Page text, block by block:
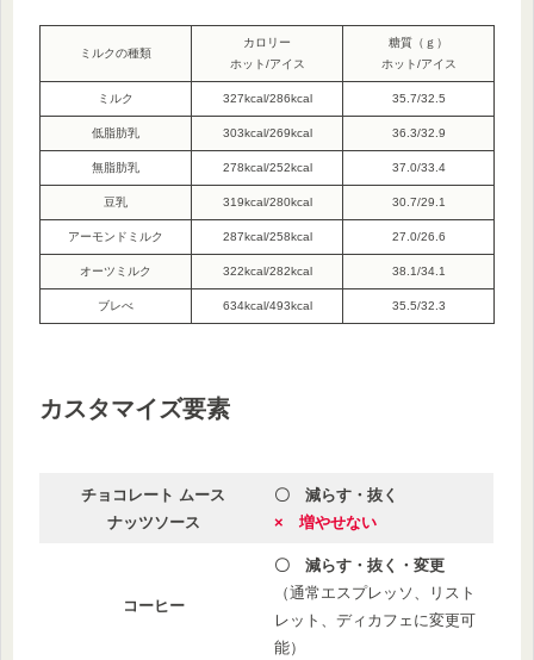
ミルクの種類
カロリー
ホット/アイス
糖質（ｇ）
ホット/アイス
ミルク 327kcal/286kcal 35.7/32.5
低脂肪乳 303kcal/269kcal 36.3/32.9
無脂肪乳 278kcal/252kcal 37.0/33.4
豆乳 319kcal/280kcal 30.7/29.1
アーモンドミルク 287kcal/258kcal 27.0/26.6
オーツミルク 322kcal/282kcal 38.1/34.1
ブレべ 634kcal/493kcal 35.5/32.3
カスタマイズ要素
チョコレート ムース
ナッツソース
〇 減らす・抜く
× 増やせない
コーヒー
〇 減らす・抜く ・変更
（通常エスプレッソ、リスト
レット、ディカフェに変更可
能）